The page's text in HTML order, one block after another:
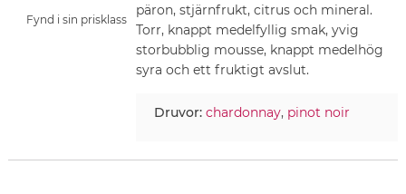
Fynd i sin prisklass
päron, stjärnfrukt, citrus och mineral.
Torr, knappt medelfyllig smak, yvig
storbubblig mousse, knappt medelhög
syra och ett fruktigt avslut.
Druvor: chardonnay, pinot noir